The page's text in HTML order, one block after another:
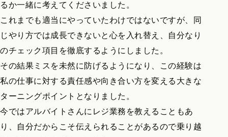
るか一緒に考えてくださいました。
これまでも適当にやっていたわけではないですが、同
じやり方では成長できないと心を入れ替え、自分なり
のチェック項目を徹底するようにしました。
その結果ミスを未然に防げるようになり、この経験は
私の仕事に対する責任感や向き合い方を変える大きな
ターニングポイントとなりました。
今ではアルバイトさんにレジ業務を教えることもあ
り、自分だからこそ伝えられることがあるので乗り越